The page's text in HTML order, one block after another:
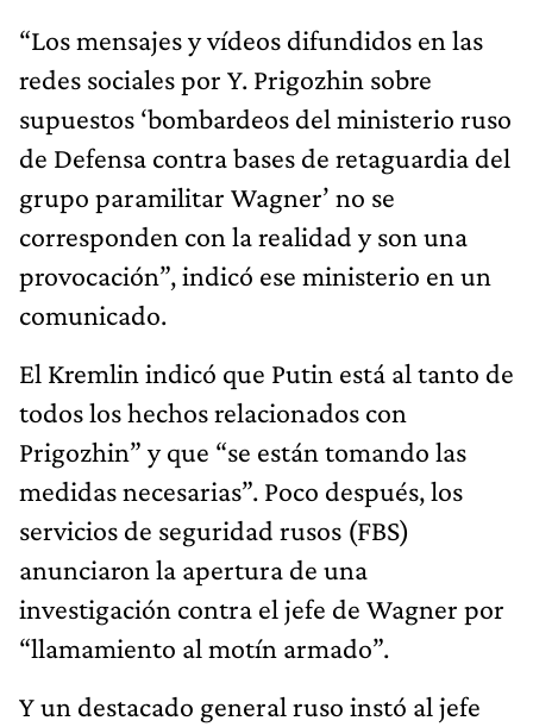
“Los mensajes y vídeos difundidos en las
redes sociales por Y. Prigozhin sobre
supuestos ‘bombardeos del ministerio ruso
de Defensa contra bases de retaguardia del
grupo paramilitar Wagner’ no se
corresponden con la realidad y son una
provocación”, indicó ese ministerio en un
comunicado.
El Kremlin indicó que Putin está al tanto de
todos los hechos relacionados con
Prigozhin” y que “se están tomando las
medidas necesarias”. Poco después, los
servicios de seguridad rusos (FBS)
anunciaron la apertura de una
investigación contra el jefe de Wagner por
“llamamiento al motín armado”.
Y un destacado general ruso instó al jefe